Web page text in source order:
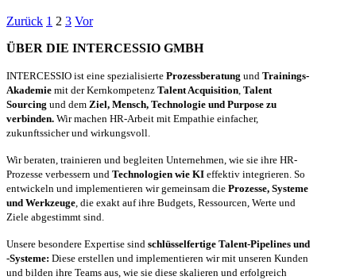
Zurück 1 2 3 Vor
ÜBER DIE INTERCESSIO GMBH
INTERCESSIO ist eine spezialisierte Prozessberatung und Trainings-
Akademie mit der Kernkompetenz Talent Acquisition, Talent
Sourcing und dem Ziel, Mensch, Technologie und Purpose zu
verbinden. Wir machen HR-Arbeit mit Empathie einfacher,
zukunftssicher und wirkungsvoll.
Wir beraten, trainieren und begleiten Unternehmen, wie sie ihre HR-
Prozesse verbessern und Technologien wie KI effektiv integrieren. So
entwickeln und implementieren wir gemeinsam die Prozesse, Systeme
und Werkzeuge, die exakt auf ihre Budgets, Ressourcen, Werte und
Ziele abgestimmt sind.
Unsere besondere Expertise sind schlüsselfertige Talent-Pipelines und
-Systeme: Diese erstellen und implementieren wir mit unseren Kunden
und bilden ihre Teams aus, wie sie diese skalieren und erfolgreich